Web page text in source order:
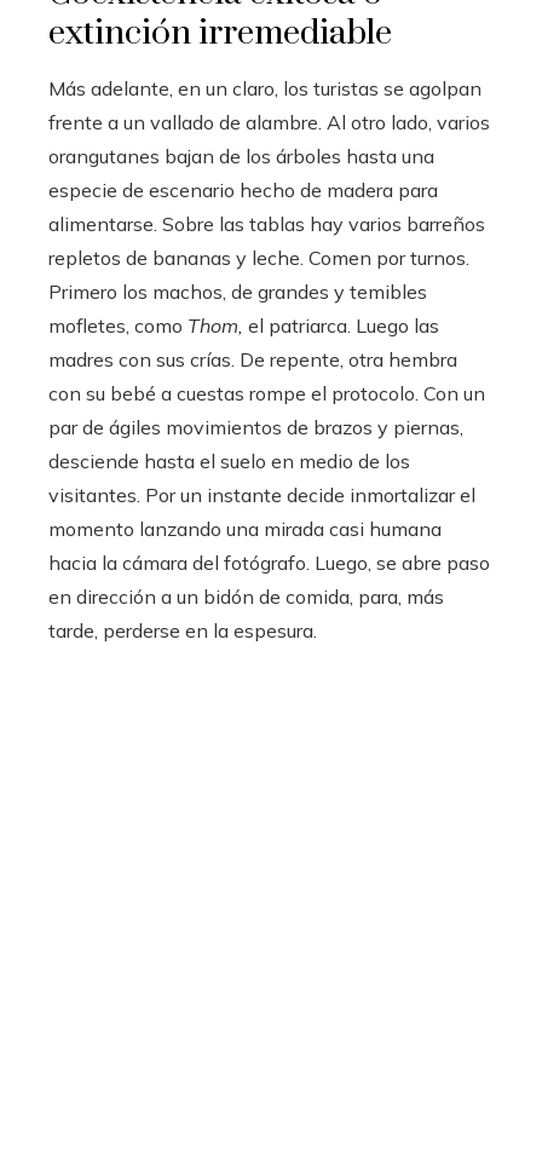
extinción irremediable
Más adelante, en un claro, los turistas se agolpan
frente a un vallado de alambre. Al otro lado, varios
orangutanes bajan de los árboles hasta una
especie de escenario hecho de madera para
alimentarse. Sobre las tablas hay varios barreños
repletos de bananas y leche. Comen por turnos.
Primero los machos, de grandes y temibles
mofletes, como Thom, el patriarca. Luego las
madres con sus crías. De repente, otra hembra
con su bebé a cuestas rompe el protocolo. Con un
par de ágiles movimientos de brazos y piernas,
desciende hasta el suelo en medio de los
visitantes. Por un instante decide inmortalizar el
momento lanzando una mirada casi humana
hacia la cámara del fotógrafo. Luego, se abre paso
en dirección a un bidón de comida, para, más
tarde, perderse en la espesura.